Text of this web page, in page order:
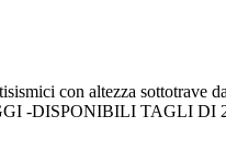
con altezza sottotrave
-DISPONIBILI TAGLI DI